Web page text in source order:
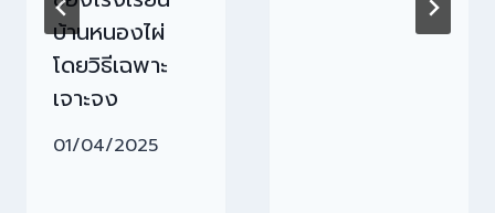
บ้านหนองไผ่
โดยวิธีเฉพาะ
เจาะจง
01/04/2025